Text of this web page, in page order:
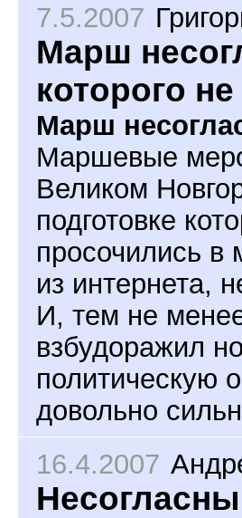
7.5.2007
Марш
которого
Марш
Маршевые
Великом
подготовке
просочились в
из интернета,
И, тем не
взбудоражил
политическую
довольно
16.4.2007